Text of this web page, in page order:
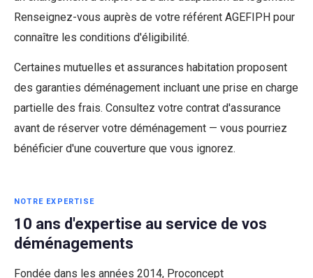
Renseignez-vous auprès de votre référent AGEFIPH pour
connaître les conditions d'éligibilité.
Certaines mutuelles et assurances habitation proposent
des garanties déménagement incluant une prise en charge
partielle des frais. Consultez votre contrat d'assurance
avant de réserver votre déménagement — vous pourriez
bénéficier d'une couverture que vous ignorez.
NOTRE EXPERTISE
10 ans d'expertise au service de vos
déménagements
Fondée dans les années 2014, Proconcept